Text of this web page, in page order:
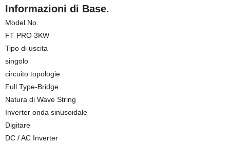
Informazioni di Base.
Model No.
FT PRO 3KW
Tipo di uscita
singolo
circuito topologie
Full Type-Bridge
Natura di Wave String
Inverter onda sinusoidale
Digitare
DC / AC Inverter